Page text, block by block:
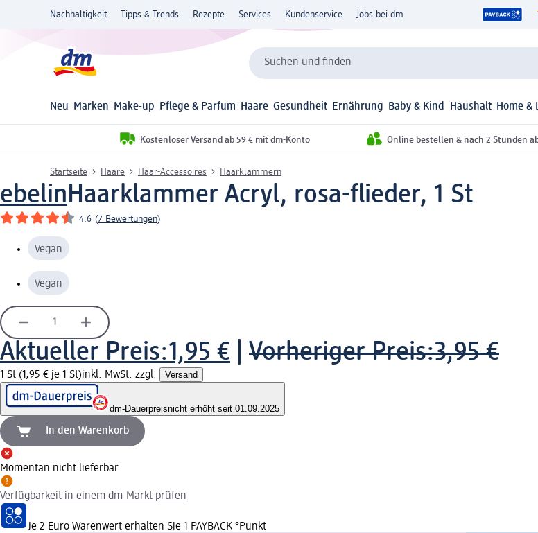
Nachhaltigkeit Tipps & Trends Rezepte Services Kundenservice Jobs bei dm
Suchen und finden
Neu Marken Make-up Pflege & Parfum Haare Gesundheit Ernährung Baby & Kind Haushalt Home &
Kostenloser Versand ab 59 € mit dm-Konto Online bestellen & nach 2 Stunden
Startseite Haare Haar-Accessoires Haarklammern
ebelinHaarklammer Acryl, rosa-flieder, 1 St
4.6 (7 Bewertungen)
Vegan
Vegan
Aktueller Preis:1,95 € Vorheriger Preis:3,95 €
1 St (1,95 € je 1 St)inkl. MwSt. zzgl. Versand
dm-Dauerpreisnicht erhöht seit 01.09.2025
In den Warenkorb
Momentan nicht lieferbar
Verfügbarkeit in einem dm-Markt prüfen
Je 2 Euro Warenwert erhalten Sie 1 PAYBACK °Punkt